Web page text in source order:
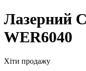
Лазерний
WER6040
Хіти продажу